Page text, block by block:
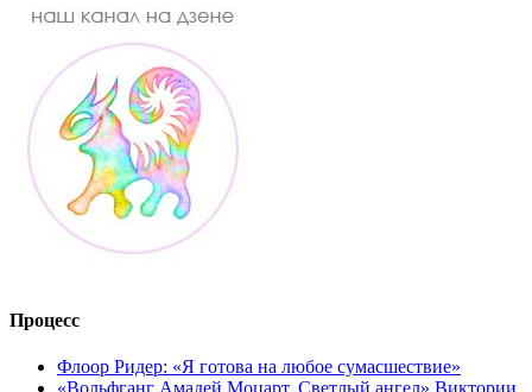
Процесс
Флоор Ридер: «Я готова на любое сумасшествие»
«Вольфганг Амадей Моцарт. Светлый ангел» Виктории